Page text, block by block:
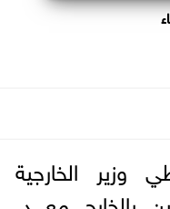
وزير الخارجية